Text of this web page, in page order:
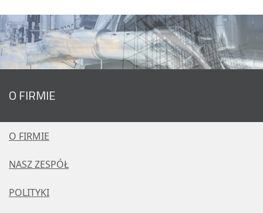
O FIRMIE
O FIRMIE
NASZ ZESPÓŁ
POLITYKI